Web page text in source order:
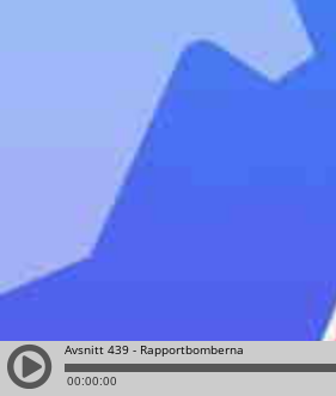
Avsnitt 439 - Rapportbomberna
00:00:00